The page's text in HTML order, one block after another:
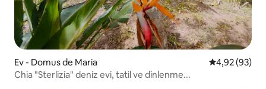
Ev - Domus de Maria 5 üzerinden
4,92 (93)
Chia "Sterlizia" deniz evi, tatil ve dinlenme...